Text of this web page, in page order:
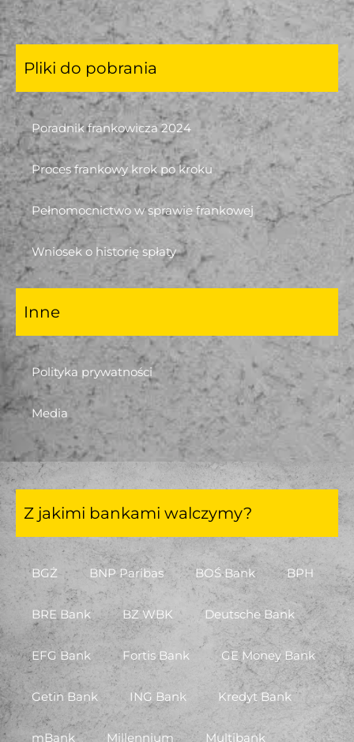
Pliki do pobrania
Poradnik frankowicza 2024
Proces frankowy krok po kroku
Pełnomocnictwo w sprawie frankowej
Wniosek o historię spłaty
Inne
Polityka prywatności
Media
Z jakimi bankami walczymy?
BGŻ BNP Paribas BOŚ Bank BPH
BRE Bank BZ WBK Deutsche Bank
EFG Bank Fortis Bank GE Money Bank
Getin Bank ING Bank Kredyt Bank
mBank Millennium Multibank